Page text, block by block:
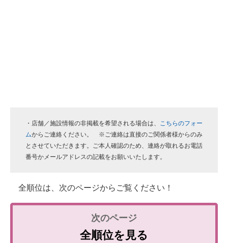
・店舗／施設情報の非掲載を希望される場合は、 こちらのフォー
ムからご連絡ください。 ※ご連絡は直接のご関係者様からのみ
とさせていただきます。ご本人確認のため、連絡が取れるお電話
番号かメールアドレスの記載をお願いいたします。
全順位は、次のページからご覧ください！
全順位を見る